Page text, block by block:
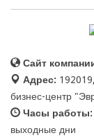
Сайт
Адрес:
бизнес-центр
Часы работы:
выходные дни